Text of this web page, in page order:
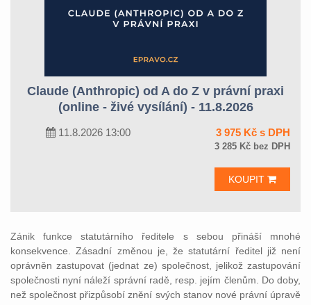
Claude (Anthropic) od A do Z v právní praxi
(online - živé vysílání) - 11.8.2026
11.8.2026 13:00 3 975 Kč s DPH
3 285 Kč bez DPH
KOUPIT
Zánik funkce statutárního ředitele s sebou přináší mnohé
konsekvence. Zásadní změnou je, že statutární ředitel již není
oprávněn zastupovat (jednat ze) společnost, jelikož zastupování
společnosti nyní náleží správní radě, resp. jejím členům. Do doby,
než společnost přizpůsobí znění svých stanov nové právní úpravě